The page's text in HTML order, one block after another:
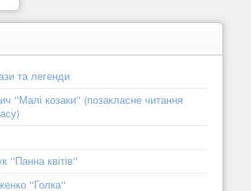
та легенди
"Малі козаки" (позакласне читання
"Панна квітів"
"Голка"